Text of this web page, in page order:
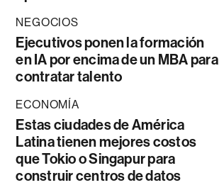
NEGOCIOS
Ejecutivos ponen la formación
en IA por encima de un MBA para
contratar talento
ECONOMÍA
Estas ciudades de América
Latina tienen mejores costos
que Tokio o Singapur para
construir centros de datos